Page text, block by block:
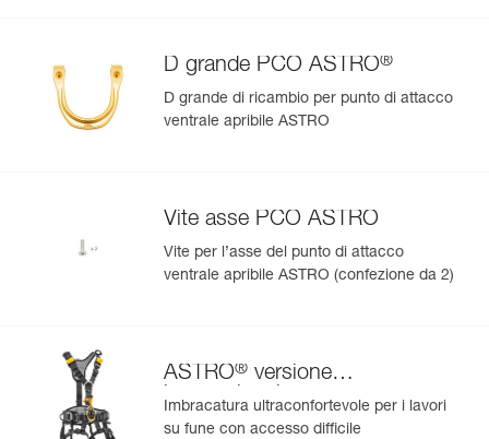
Importa ed esporta facilmente i dati dei tuoi DPI esistenti.
Visualizza lo storico di un prodotto dalla sua data di
produzione.
D grande PCO ASTRO®
D grande di ricambio per punto di attacco
ventrale apribile ASTRO
Vite asse PCO ASTRO
Vite per l’asse del punto di attacco
ventrale apribile ASTRO (confezione da 2)
ASTRO® versione
internazionale
Imbracatura ultraconfortevole per i lavori
su fune con accesso difficile